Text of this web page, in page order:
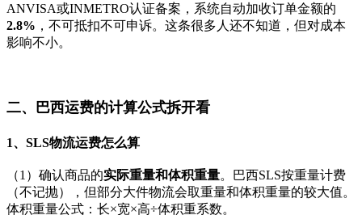
ANVISA或INMETRO认证备案，系统自动加收订单金额的
2.8% ，不可抵扣不可申诉。这条很多人还不知道，但对成本
影响不小。
二、巴西运费的计算公式拆开看
1、SLS物流运费怎么算
（1）确认商品的实际重量和体积重量。巴西SLS按重量计费
（不记抛），但部分大件物流会取重量和体积重量的较大值。
体积重量公式：长×宽×高÷体积重系数。